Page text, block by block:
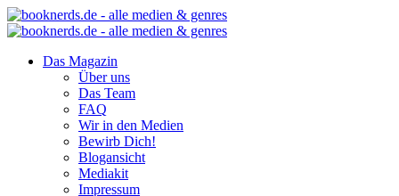
Das Magazin
Über uns
Das Team
FAQ
Wir in den Medien
Bewirb Dich!
Blogansicht
Mediakit
Impressum